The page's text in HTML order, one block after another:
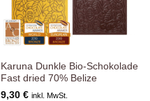
Karuna Dunkle Bio-Schokolade
Fast dried 70% Belize
9,30 € inkl. MwSt.